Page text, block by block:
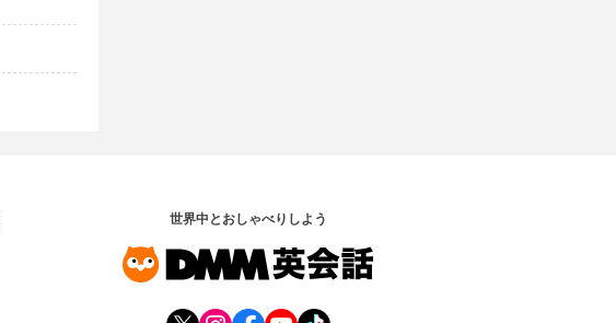
世界中とおしゃべりしよう